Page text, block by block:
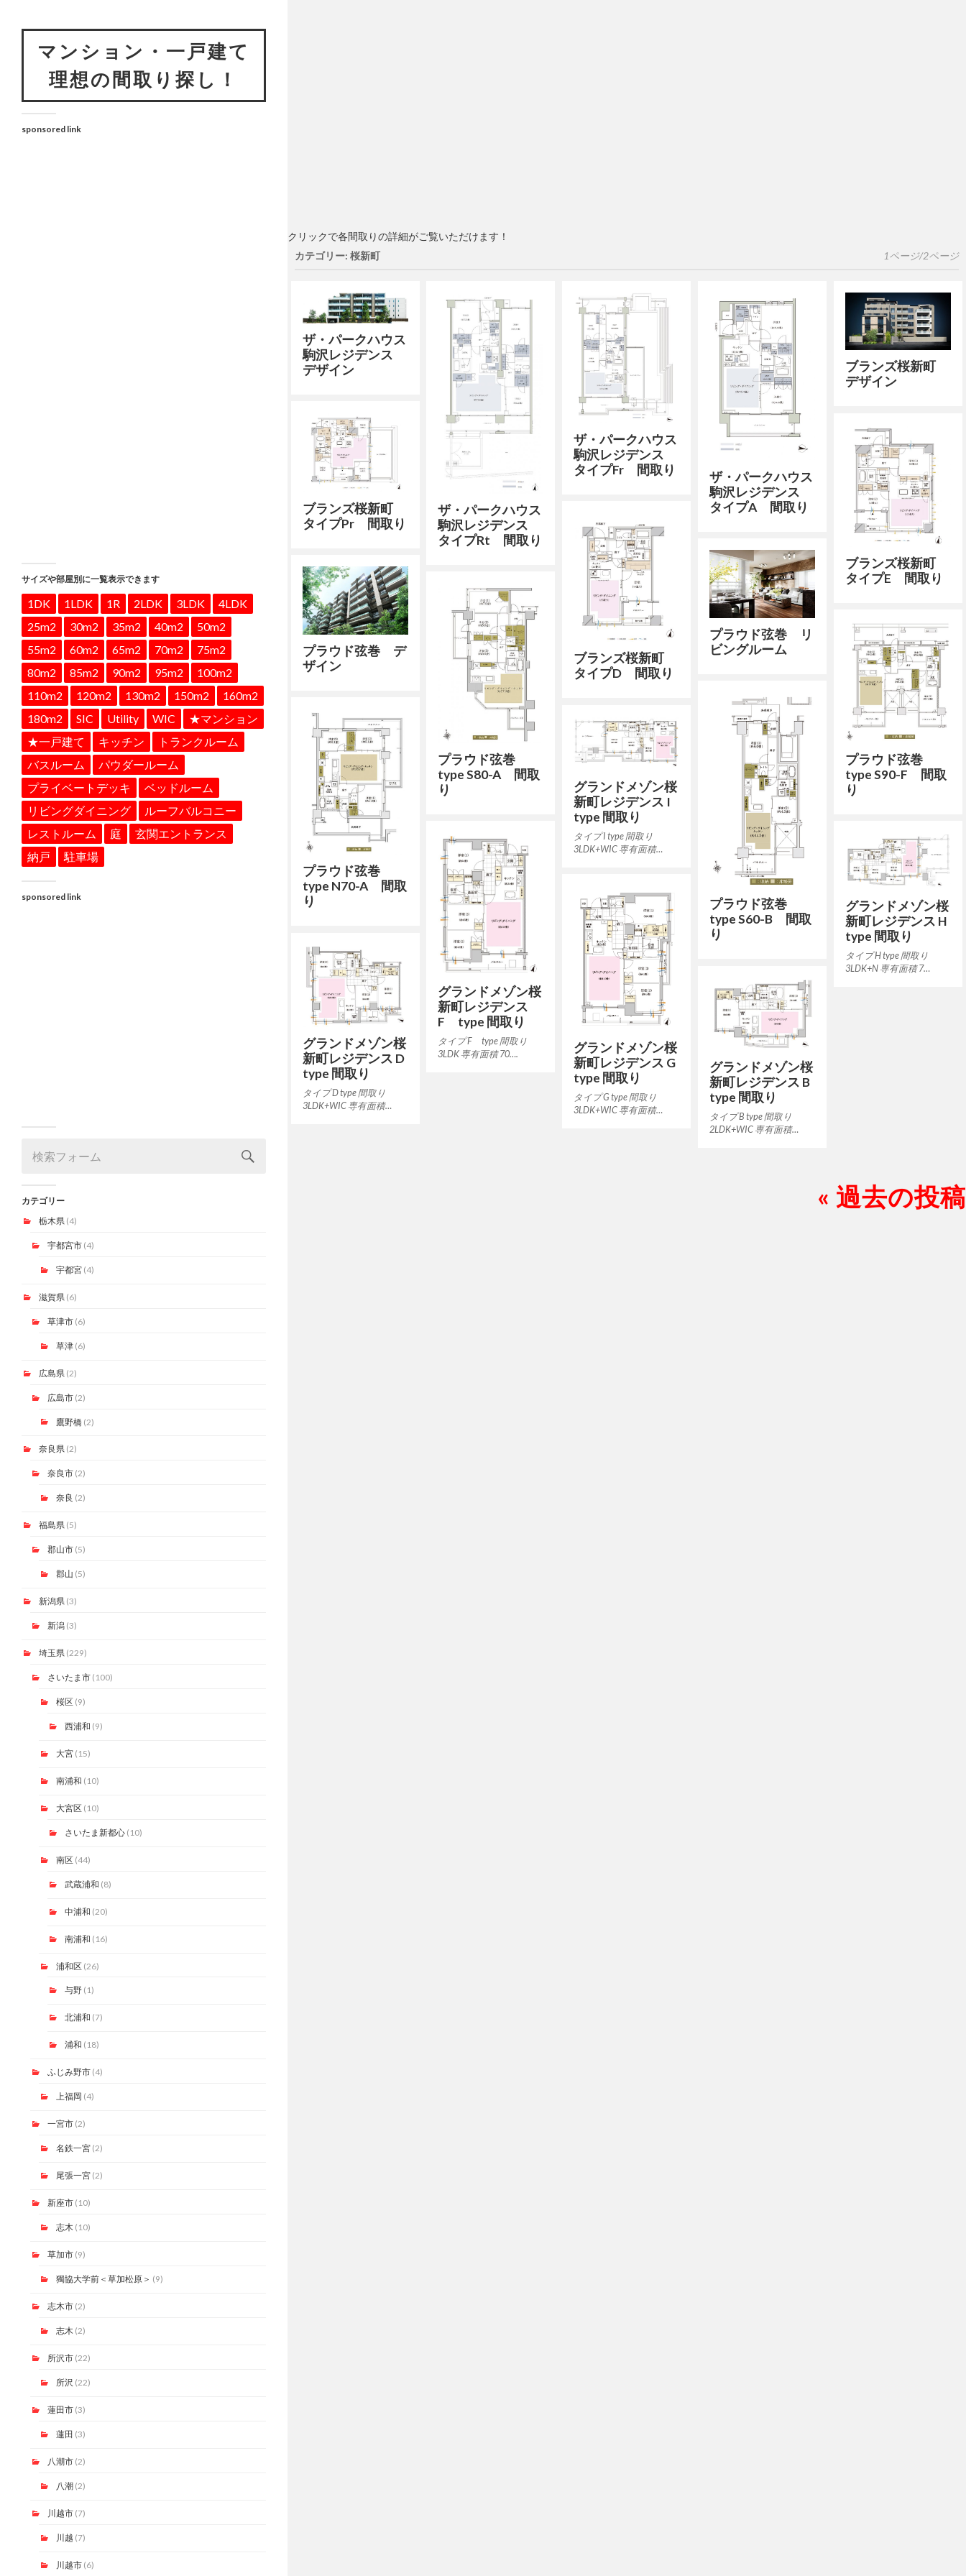
マンション・一戸建て
理想の間取り探し！
sponsored link
サイズや部屋別に一覧表示できます
1DK 1LDK 1R 2LDK 3LDK
4LDK
25m2
30m2 35m2 40m2
50m2
55m2
60m2 65m2 70m2
75m2
80m2
85m2 90m2 95m2
100m2
110m2
120m2 130m2 150m2
160m2
180m2
SIC Utility WIC
★マンション
★一戸建て
キッチン
トランクルーム
バスルーム
パウダールーム
プライベートデッキ
ベッドルーム
リビングダイニング
ルーフバルコニー
レストルーム
庭
玄関エントランス
納戸
駐車場
sponsored link
カテゴリー
栃木県 (4)
宇都宮市(4)
宇都宮(4)
滋賀県 (6)
草津市(6)
草津(6)
広島県 (2)
広島市(2)
鷹野橋(2)
奈良県 (2)
奈良市(2)
奈良 (2)
福島県 (5)
郡山市(5)
郡山 (5)
新潟県 (3)
新潟(3)
埼玉県 (229)
さいたま市(100)
桜区(9)
西浦和 (9)
大宮(15)
南浦和 (10)
大宮区(10)
さいたま新都心(10)
南区(44)
武蔵浦和 (8)
中浦和 (20)
南浦和 (16)
浦和区(26)
与野(1)
北浦和 (7)
浦和 (18)
ふじみ野市(4)
上福岡 (4)
一宮市(2)
名鉄一宮(2)
尾張一宮(2)
新座市(10)
志木(10)
草加市(9)
獨協大学前＜草加松原＞ (9)
志木市(2)
志木 (2)
所沢市(22)
所沢 (22)
蓮田市(3)
蓮田 (3)
八潮市(2)
八潮(2)
川越市(7)
川越 (7)
川越市(6)
クリックで各間取りの詳細がご覧いただけます！
カテゴリー: 桜新町
1ページ/2ページ
ザ・パークハウス
駒沢レジデンス
デザイン
ザ・パークハウス
駒沢レジデンス
タイプRt 間取り
ザ・パークハウス
駒沢レジデンス
タイプFr 間取り
ザ・パークハウス
駒沢レジデンス
タイプA 間取り
ブランズ桜新町
デザイン
ブランズ桜新町
タイプPr 間取り
ブランズ桜新町
タイプE 間取り
ブランズ桜新町
タイプD 間取り
プラウド弦巻 リ
ビングルーム
プラウド弦巻 デ
ザイン
プラウド弦巻
type S80-A 間取
り
プラウド弦巻
type S90-F 間取
り
プラウド弦巻
type S60-B 間取
り
プラウド弦巻
type N70-A 間取
り
グランドメゾン桜
新町レジデンス I
type 間取り
タイプ I type 間取り
3LDK+WIC 専有面積…
グランドメゾン桜
新町レジデンス H
type 間取り
タイプ H type 間取り
3LDK+N 専有面積 7…
グランドメゾン桜
新町レジデンス
F type 間取り
タイプ F type 間取り
3LDK 専有面積 70….
グランドメゾン桜
新町レジデンス G
type 間取り
タイプ G type 間取り
3LDK+WIC 専有面積…
グランドメゾン桜
新町レジデンス D
type 間取り
タイプ D type 間取り
3LDK+WIC 専有面積…
グランドメゾン桜
新町レジデンス B
type 間取り
タイプ B type 間取り
2LDK+WIC 専有面積…
« 過去の投稿